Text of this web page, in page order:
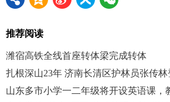
推荐阅读
潍宿高铁全线首座转体梁完成转体
扎根深山23年 济南长清区护林员张传
山东多市小学一二年级将开设英语课，